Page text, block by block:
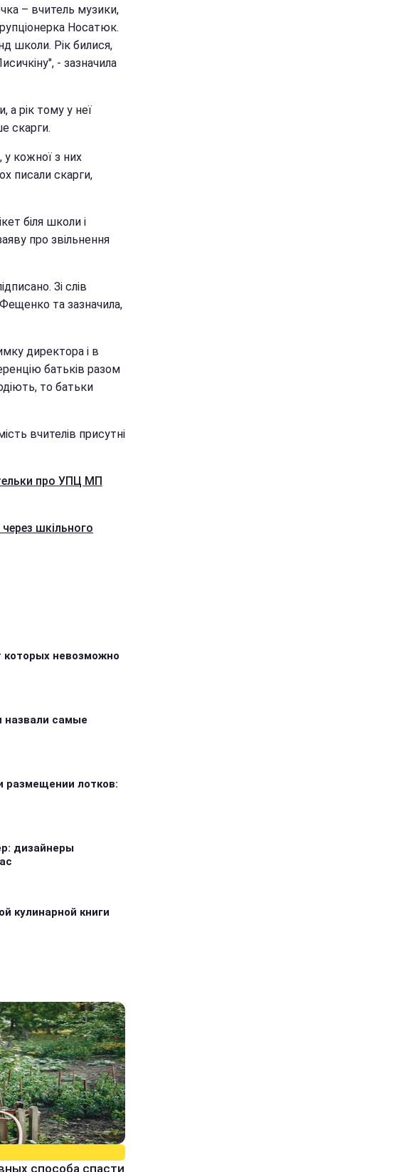
– вчитель музики,
Носатюк.
школи. Рік билися,
- зазначила
а рік тому у неї
скарги.
у кожної з них
писали скарги,
біля школи і
про звільнення
Зі слів
та зазначила,
директора і в
батьків разом
то батьки
вчителів присутні
про УПЦ МП
шкільного
невозможно
назвали самые
размещении лотков:
дизайнеры
кулинарной книги
способа спасти